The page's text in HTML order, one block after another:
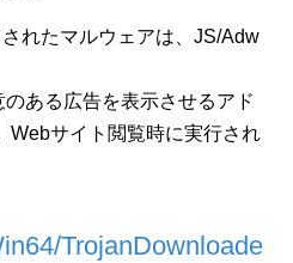
れたマルウェアは、JS/Adw
ある広告を表示させるアド
Webサイト閲覧時に実行され
TrojanDownloade